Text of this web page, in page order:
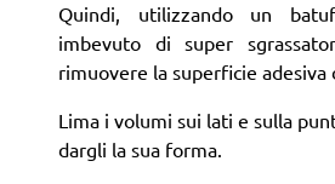
Quindi, utilizzando un
imbevuto di super
rimuovere la superficie adesiva
Lima i volumi sui lati e sulla
dargli la sua forma.